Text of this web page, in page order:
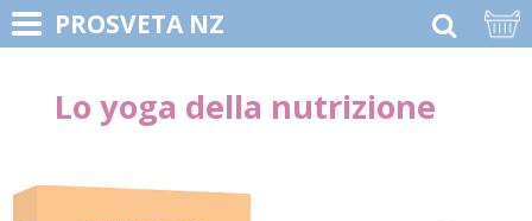
PROSVETA NZ
Lo yoga della nutrizione